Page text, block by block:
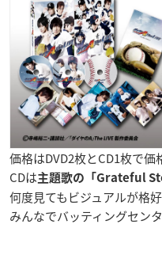
価格はDVD2枚とCD1枚で価
CDは主題歌の「Grateful
何度見てもビジュアルが格好
みんなでバッティングセン